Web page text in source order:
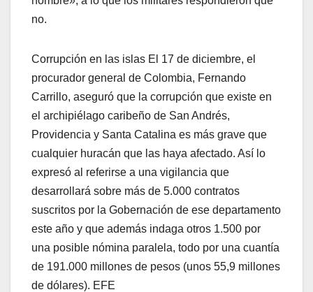
no.
Corrupción en las islas El 17 de diciembre, el
procurador general de Colombia, Fernando
Carrillo, aseguró que la corrupción que existe en
el archipiélago caribeño de San Andrés,
Providencia y Santa Catalina es más grave que
cualquier huracán que las haya afectado. Así lo
expresó al referirse a una vigilancia que
desarrollará sobre más de 5.000 contratos
suscritos por la Gobernación de ese departamento
este año y que además indaga otros 1.500 por
una posible nómina paralela, todo por una cuantía
de 191.000 millones de pesos (unos 55,9 millones
de dólares). EFE